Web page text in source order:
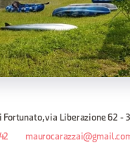
Fortunato, via Liberazione 62 -